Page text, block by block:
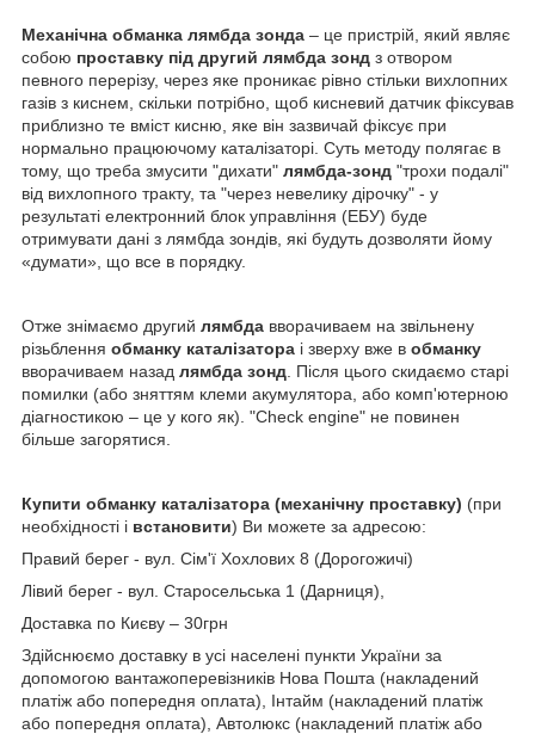
Механічна обманка лямбда зонда – це пристрій, який являє
собою проставку під другий лямбда зонд з отвором
певного перерізу, через яке проникає рівно стільки вихлопних
газів з киснем, скільки потрібно, щоб кисневий датчик фіксував
приблизно те вміст кисню, яке він зазвичай фіксує при
нормально працюючому каталізаторі. Суть методу полягає в
тому, що треба змусити "дихати" лямбда-зонд "трохи подалі"
від вихлопного тракту, та "через невелику дірочку" - у
результаті електронний блок управління (ЕБУ) буде
отримувати дані з лямбда зондів, які будуть дозволяти йому
«думати», що все в порядку.
Отже знімаємо другий лямбда вворачиваем на звільнену
різьблення обманку каталізатора і зверху вже в обманку
вворачиваем назад лямбда зонд . Після цього скидаємо старі
помилки (або зняттям клеми акумулятора, або комп'ютерною
діагностикою – це у кого як). "Check engine" не повинен
більше загорятися.
Купити обманку каталізатора (механічну проставку) (при
необхідності і встановити) Ви можете за адресою:
Правий берег - вул. Сім'ї Хохлових 8 (Дорогожичі)
Лівий берег - вул. Старосельська 1 (Дарниця),
Доставка по Києву – 30грн
Здійснюємо доставку в усі населені пункти України за
допомогою вантажоперевізників Нова Пошта (накладений
платіж або попередня оплата), Інтайм (накладений платіж
або попередня оплата), Автолюкс (накладений платіж або